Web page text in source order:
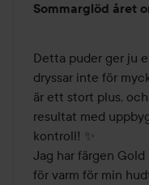
4
5
Sommarglöd året
Detta puder ger ju
dryssar inte för
är ett stort plus,
resultat med
kontroll! ✨
Jag har färgen
för varm för min